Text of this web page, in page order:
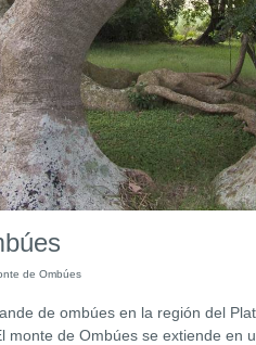
de Ombúes
de ombúes en la región del
monte de Ombúes se extiende en